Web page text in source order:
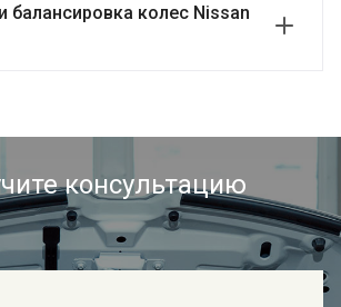
колес Nissan
консультацию